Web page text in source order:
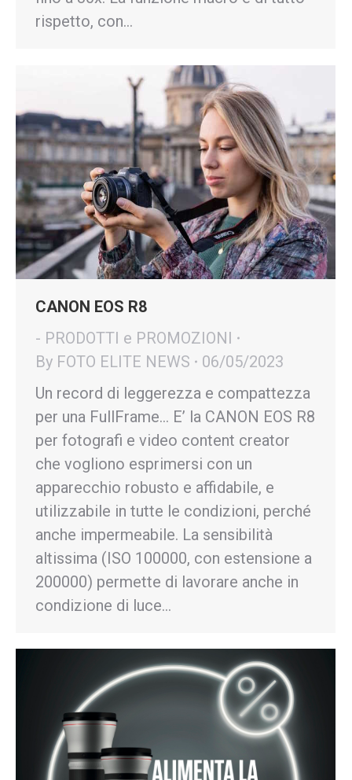
rispetto, con…
CANON EOS R8
- PRODOTTI e PROMOZIONI
By FOTO ELITE NEWS
06/05/2023
Un record di leggerezza e compattezza
per una FullFrame… E’ la CANON EOS R8
per fotografi e video content creator
che vogliono esprimersi con un
apparecchio robusto e affidabile, e
utilizzabile in tutte le condizioni, perché
anche impermeabile. La sensibilità
altissima (ISO 100000, con estensione a
200000) permette di lavorare anche in
condizione di luce…